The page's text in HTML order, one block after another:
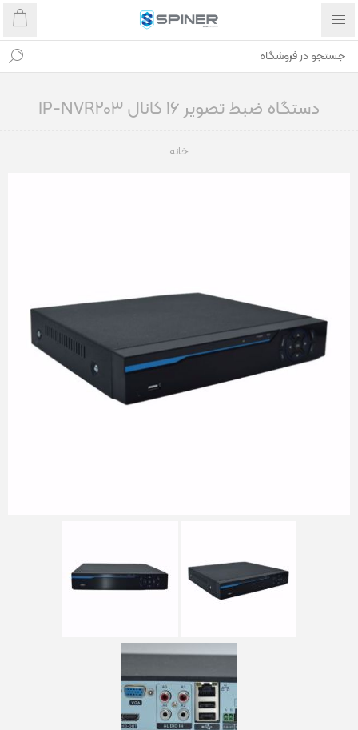
دستگاه ضبط تصویر 16 کانال IP-NVR203
خانه